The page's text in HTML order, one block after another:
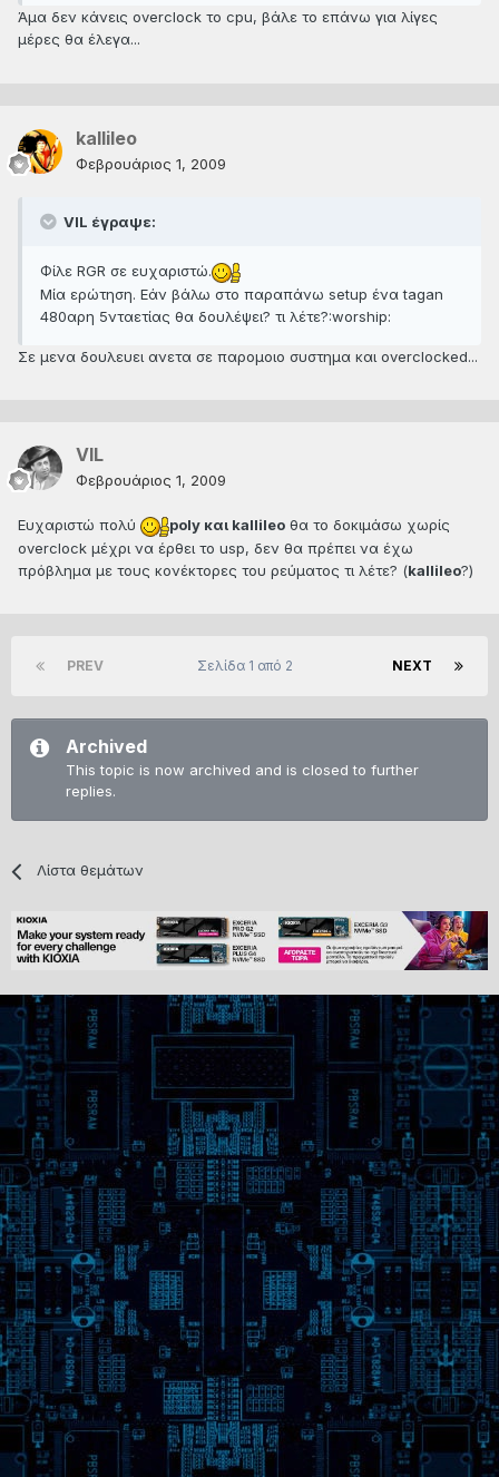
Άμα δεν κάνεις overclock το cpu, βάλε το επάνω για λίγες
μέρες θα έλεγα...
kallileo
Φεβρουάριος 1, 2009
VIL έγραψε:
Φίλε RGR σε ευχαριστώ.
Μία ερώτηση. Εάν βάλω στο παραπάνω setup ένα tagan
480αρη 5νταετίας θα δουλέψει? τι λέτε?:worship:
Σε μενα δουλευει ανετα σε παρομοιο συστημα και overclocked...
VIL
Φεβρουάριος 1, 2009
Ευχαριστώ πολύ poly και kallileo θα το δοκιμάσω χωρίς
overclock μέχρι να έρθει το usp, δεν θα πρέπει να έχω
πρόβλημα με τους κονέκτορες του ρεύματος τι λέτε? (kallileo?)
PREV NEXT
Σελίδα 1 από 2
Archived
This topic is now archived and is closed to further
replies.
Λίστα θεμάτων